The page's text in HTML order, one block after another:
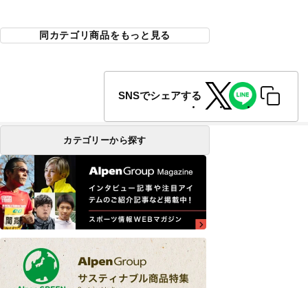
同カテゴリ商品をもっと見る
SNSでシェアする
カテゴリーから探す